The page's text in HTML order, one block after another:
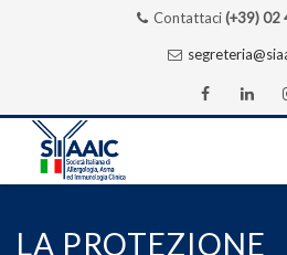
Contattaci(+39) 02
content
LA PROTEZIONE